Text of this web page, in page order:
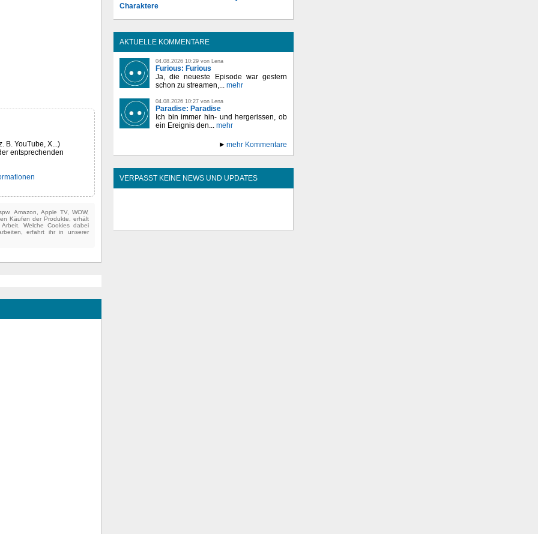
B. YouTube, X...)
entsprechenden
Amazon, Apple TV, WOW,
Käufen der Produkte, erhält
Welche Cookies dabei
erfahrt ihr in unserer
Charaktere
AKTUELLE KOMMENTARE
04.08.2026 10:29 von Lena
Furious: Furious
Ja, die neueste Episode war gestern
schon zu streamen,... mehr
04.08.2026 10:27 von Lena
Paradise: Paradise
Ich bin immer hin- und hergerissen, ob
ein Ereignis den... mehr
mehr Kommentare
VERPASST KEINE NEWS UND UPDATES